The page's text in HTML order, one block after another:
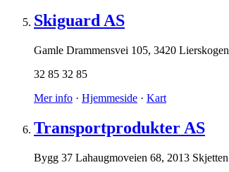
Skiguard AS
Gamle Drammensvei 105, 3420 Lierskogen
32 85 32 85
Mer info · Hjemmeside · Kart
Transportprodukter AS
Bygg 37 Lahaugmoveien 68, 2013 Skjetten